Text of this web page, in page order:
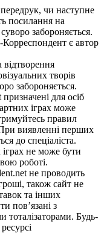
чи наступне
посилання на
забороняється.
Корреспондент є автор
відтворення
творів
забороняється.
для осіб
іграх може
правил
виявленні перших
до спеціаліста.
не може бути
роботі.
не проводить
також сайт не
та інших
пов’язані з
тоталізаторами. Будь-